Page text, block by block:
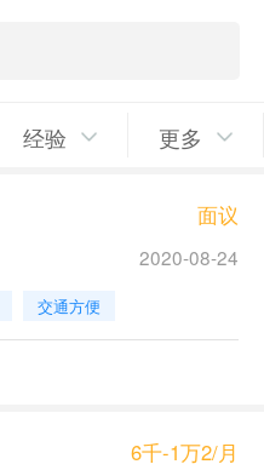
经验 更多
面议
2020-08-24
交通方便
6千-1万2/月